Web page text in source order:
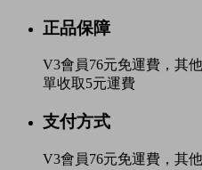
正品保障
V3會員76元免運費，其
單收取5元運費
支付方式
V3會員76元免運費，其